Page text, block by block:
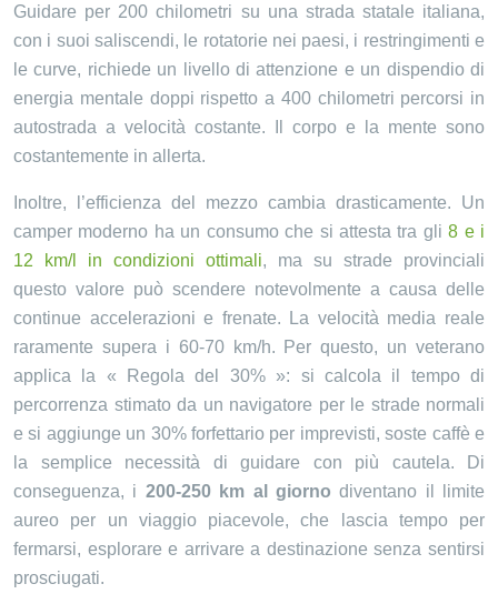
Guidare per 200 chilometri su una strada statale italiana,
con i suoi saliscendi, le rotatorie nei paesi, i restringimenti e
le curve, richiede un livello di attenzione e un dispendio di
energia mentale doppi rispetto a 400 chilometri percorsi in
autostrada a velocità costante. Il corpo e la mente sono
costantemente in allerta.
Inoltre, l’efficienza del mezzo cambia drasticamente. Un
camper moderno ha un consumo che si attesta tra gli8 e i
12 km/l in condizioni ottimali, ma su strade provinciali
questo valore può scendere notevolmente a causa delle
continue accelerazioni e frenate. La velocità media reale
raramente supera i 60-70 km/h. Per questo, un veterano
applica la « Regola del 30% »: si calcola il tempo di
percorrenza stimato da un navigatore per le strade normali
e si aggiunge un 30% forfettario per imprevisti, soste caffè e
la semplice necessità di guidare con più cautela. Di
conseguenza, i 200-250 km al giorno diventano il limite
aureo per un viaggio piacevole, che lascia tempo per
fermarsi, esplorare e arrivare a destinazione senza sentirsi
prosciugati.